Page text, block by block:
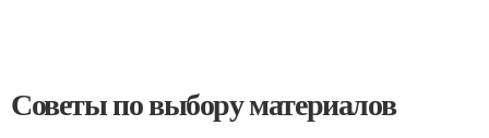
Советы по выбору материалов